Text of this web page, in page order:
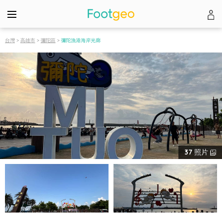
台灣 > 高雄市 > 彌陀區 > 彌陀漁港海岸光廊
37 照片